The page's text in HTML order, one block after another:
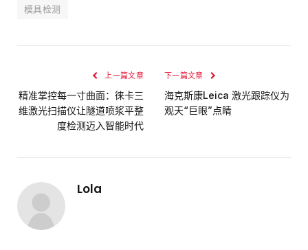
模具检测
上一篇文章
精准掌控每一寸曲面：徕卡三
维激光扫描仪让隧道喷浆平整
度检测迈入智能时代
下一篇文章
海克斯康Leica 激光跟踪仪为
观天“巨眼”点睛
Lola